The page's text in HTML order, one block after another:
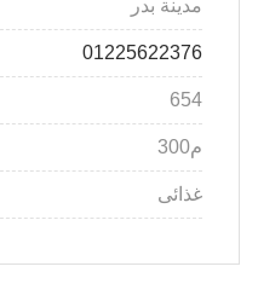
مدينة بدر
01225622376
654
300م
غذائى